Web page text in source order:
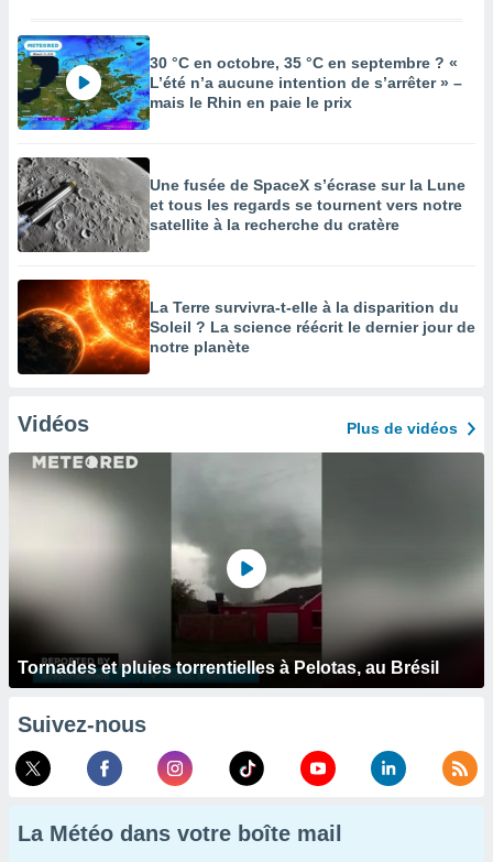
30 °C en octobre, 35 °C en septembre ? «
L’été n’a aucune intention de s’arrêter » –
mais le Rhin en paie le prix
Une fusée de SpaceX s’écrase sur la Lune
et tous les regards se tournent vers notre
satellite à la recherche du cratère
La Terre survivra-t-elle à la disparition du
Soleil ? La science réécrit le dernier jour de
notre planète
Vidéos Plus de vidéos
Tornades et pluies torrentielles à Pelotas, au Brésil
Suivez-nous
La Météo dans votre boîte mail